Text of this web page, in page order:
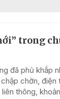
trong
đã phủ khắp
chờn, điện
thông,